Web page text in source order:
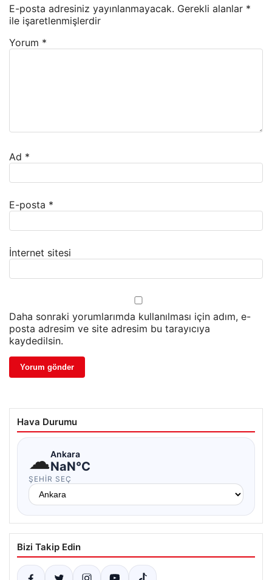
E-posta adresiniz yayınlanmayacak. Gerekli alanlar *
ile işaretlenmişlerdir
Yorum *
Ad *
E-posta *
İnternet sitesi
Daha sonraki yorumlarımda kullanılması için adım, e-
posta adresim ve site adresim bu tarayıcıya
kaydedilsin.
Hava Durumu
☁Ankara
NaN°C
ŞEHIR SEÇ
Bizi Takip Edin